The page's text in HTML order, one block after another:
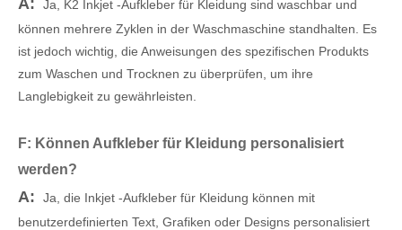
A:
Ja, K2 Inkjet -Aufkleber für Kleidung sind waschbar und
können mehrere Zyklen in der Waschmaschine standhalten. Es
ist jedoch wichtig, die Anweisungen des spezifischen Produkts
zum Waschen und Trocknen zu überprüfen, um ihre
Langlebigkeit zu gewährleisten.
F: Können Aufkleber für Kleidung personalisiert
werden?
A:
Ja, die Inkjet -Aufkleber für Kleidung können mit
benutzerdefinierten Text, Grafiken oder Designs personalisiert